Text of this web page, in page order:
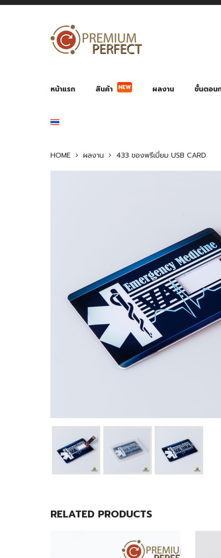
หน้าแรก สินค้า NEW ผลงาน ขั้นตอน
HOME ผลงาน 433 ของพรีเมี่ยม USB CARD
RELATED PRODUCTS